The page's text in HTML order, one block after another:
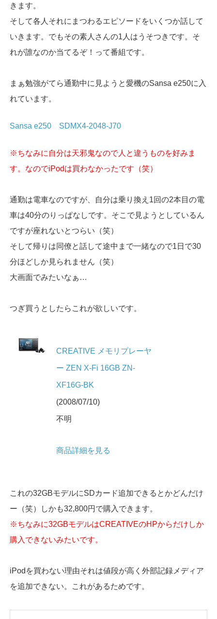
きます。
そして各人それにまつわるエピソードをいくつか話して
いきます。でもその素人さんの1人はうそつきです。そ
れが誰なのか当てるぞ！って番組です。
まぁ勉強がてら通勤中に見ようと愛機のSansa e250に入
れています。
Sansa e250 SDMX4-2048-J70
※ちなみに自分は天邪鬼なので人と違うものを好みま
す。なのでiPodは買わなかったです（笑）
通勤は電車なのですが、自分は乗り換え1回の2本目の電
車は40分のりっぱなしです。そこで見ようとしているん
ですが座れないとつらい（笑）
そして帰りは同僚と話して途中まで一緒なので1日で30
分ほどしか見られません（笑）
大画面でみたいなぁ…
つぎ買うとしたらこれが欲しいです。
CREATIVE メモリプレーヤ
ー ZEN X-Fi 16GB ZN-
XF16G-BK
(2008/07/10)
不明
商品詳細を見る
これの32GBモデルにSDカード追加できるとかどんだけ
ー（笑）しかも32,800円で購入できます。
※ちなみに32GBモデルはCREATIVEのHPからだけしか
購入できないみたいです。
iPodを買わない理由それは値段が高く外部記録メディア
を追加できない。これがあるためです。